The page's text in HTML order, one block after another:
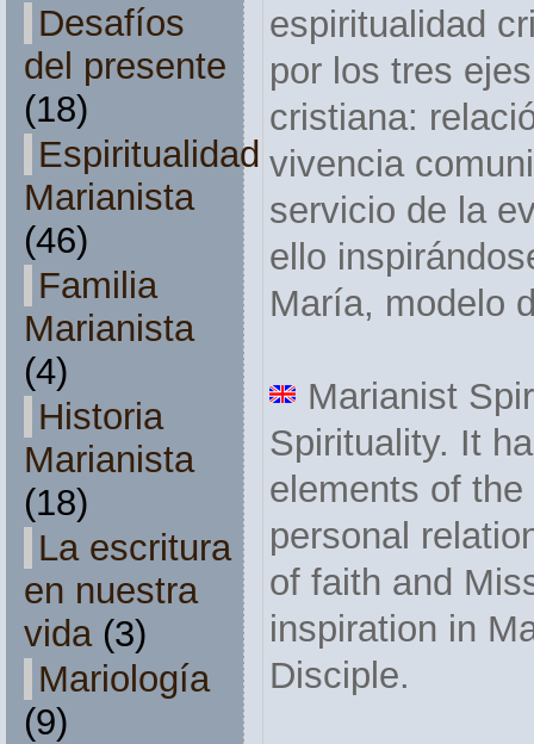
Desafíos
del presente
(18)
Espiritualidad
Marianista
(46)
Familia
Marianista
(4)
Historia
Marianista
(18)
La escritura
en nuestra
vida(3)
Mariología
(9)
espiritualidad
por los tres
cristiana:
vivencia
servicio de la
ello
María, modelo
Marianist
Spirituality. It
elements of
personal
of faith and
inspiration in
Disciple.